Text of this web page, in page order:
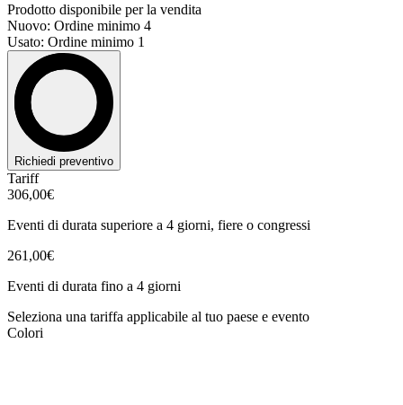
Prodotto disponibile per la vendita
Nuovo: Ordine minimo 4
Usato: Ordine minimo 1
Richiedi preventivo
Tariff
306,00€
Eventi di durata superiore a 4 giorni, fiere o congressi
261,00€
Eventi di durata fino a 4 giorni
Seleziona una tariffa applicabile al tuo paese e evento
Colori